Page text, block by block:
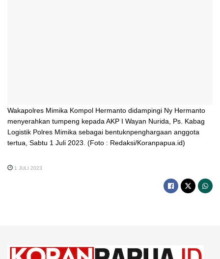
Wakapolres Mimika Kompol Hermanto didampingi Ny Hermanto
menyerahkan tumpeng kepada AKP I Wayan Nurida, Ps. Kabag
Logistik Polres Mimika sebagai bentuknpenghargaan anggota
tertua, Sabtu 1 Juli 2023. (Foto : Redaksi/Koranpapua.id)
1 JULI 2023